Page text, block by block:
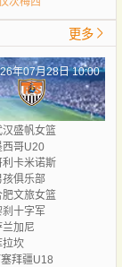
更多
年07月28日 10:00
汉盛帆女篮
西哥U20
利卡米诺斯
孩俱乐部
肥文旅女篮
刹十字军
兰加尼
拉坎
塞拜疆U18